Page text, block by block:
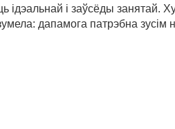
і заўсёды занятай.
дапамога патрэбна зусім